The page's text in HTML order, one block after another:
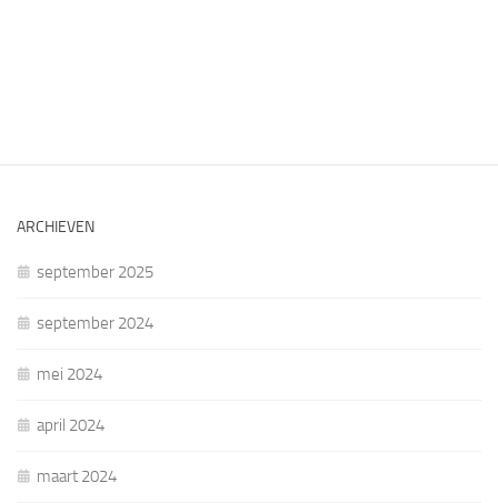
ARCHIEVEN
september 2025
september 2024
mei 2024
april 2024
maart 2024